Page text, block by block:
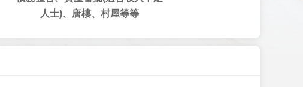
人士)、唐樓、村屋等等